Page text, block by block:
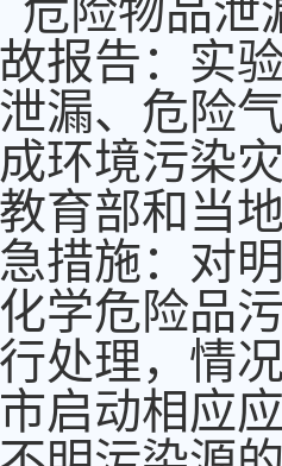
品泄漏
实验室
漏、危险
环境污染
育部和当
对明确
学危险品
处理，情
启动相应